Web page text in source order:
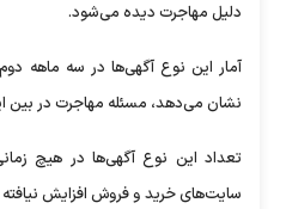
دلیل مهاجرت دیده می‌شود.
آمار این نوع آگهی‌ها در سه ماهه
نشان می‌دهد، مسئله مهاجرت در بین
تعداد این نوع آگهی‌ها در هیچ
سایت‌های خرید و فروش افزایش